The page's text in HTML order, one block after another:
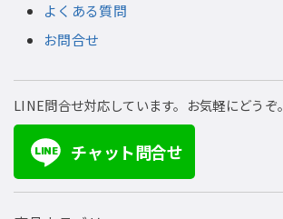
よくある質問
お問合せ
LINE問合せ対応しています。お気軽にどうぞ。
LINE チャット問合せ